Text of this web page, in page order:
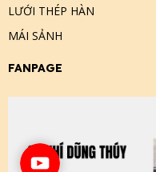
LƯỚI THÉP HÀN
MÁI SẢNH
FANPAGE